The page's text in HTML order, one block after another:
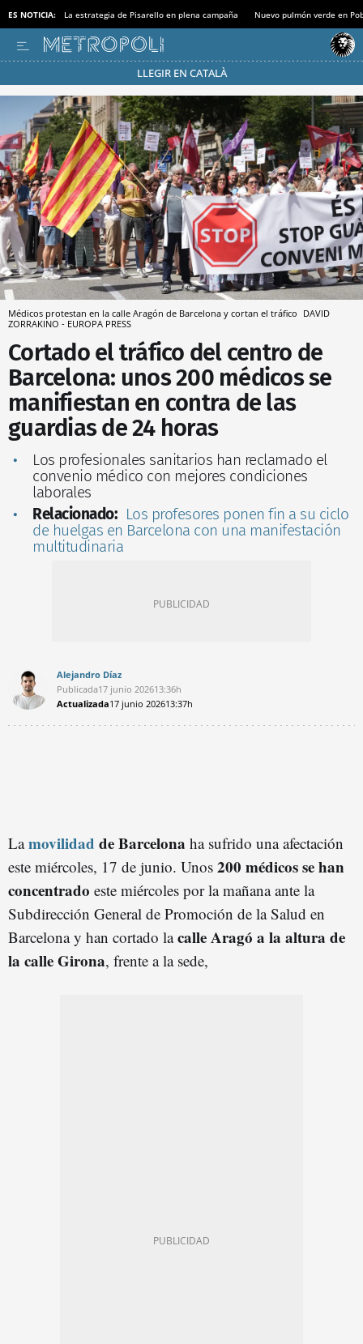
ES NOTICIA: La estrategia de Pisarello en plena campaña Nuevo pulmón verde en
LLEGIR EN CATALÀ
Pásate al MODO AHORRO
Médicos protestan en la calle Aragón de Barcelona y cortan el tráfico DAVID
ZORRAKINO - EUROPA PRESS
Cortado el tráfico del centro de
Barcelona: unos 200 médicos se
manifiestan en contra de las
guardias de 24 horas
Los profesionales sanitarios han reclamado el
convenio médico con mejores condiciones
laborales
Relacionado: Los profesores ponen fin a su ciclo
de huelgas en Barcelona con una manifestación
multitudinaria
Alejandro Díaz
Publicada17 junio 202613:36h
Actualizada17 junio 202613:37h
Lamovilidad de Barcelona ha sufrido una afectación
este miércoles, 17 de junio. Unos 200 médicos se han
concentrado este miércoles por la mañana ante la
Subdirección General de Promoción de la Salud en
Barcelona y han cortado lacalle Aragó a la altura de
la calle Girona, frente a la sede,